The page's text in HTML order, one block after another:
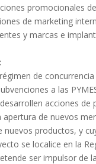
promocionales
de marketing
y marcas e
de
a las
acciones de
apertura de nuevos
nuevos productos, y
se localice en la
ser impulsor de